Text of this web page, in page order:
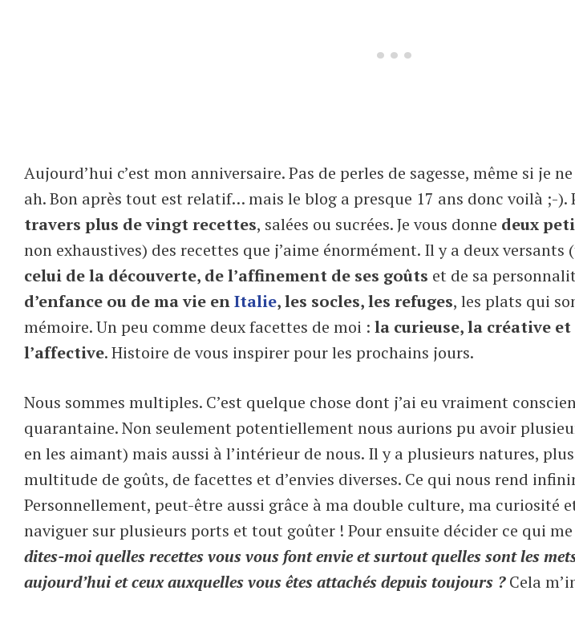
Aujourd’hui c’est mon anniversaire. Pas de perles de sagesse, même si je
ah. Bon après tout est relatif… mais le blog a presque 17 ans donc voilà ;-).
travers plus de vingt recettes, salées ou sucrées. Je vous donne deux
non exhaustives) des recettes que j’aime énormément. Il y a deux versants
celui de la découverte, de l’affinement de ses goûts et de sa
d’enfance ou de ma vie enItalie, les socles, les refuges, les plats qui
mémoire. Un peu comme deux facettes de moi : la curieuse, la créative
l’affective. Histoire de vous inspirer pour les prochains jours.
Nous sommes multiples. C’est quelque chose dont j’ai eu vraiment
quarantaine. Non seulement potentiellement nous aurions pu avoir
en les aimant) mais aussi à l’intérieur de nous. Il y a plusieurs natures,
multitude de goûts, de facettes et d’envies diverses. Ce qui nous rend
Personnellement, peut-être aussi grâce à ma double culture, ma curiosité
naviguer sur plusieurs ports et tout goûter ! Pour ensuite décider ce qui
dites-moi quelles recettes vous vous font envie et surtout quelles sont les
aujourd’hui et ceux auxquelles vous êtes attachés depuis toujours ?Cela